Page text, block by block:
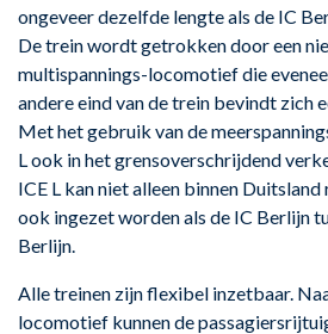
ongeveer dezelfde lengte als de IC
De trein wordt getrokken door een
multispannings-locomotief die
andere eind van de trein bevindt zich
Met het gebruik van de
L ook in het grensoverschrijdend
ICE L kan niet alleen binnen Duitsland
ook ingezet worden als de IC Berlijn
Berlijn.
Alle treinen zijn flexibel inzetbaar.
locomotief kunnen de